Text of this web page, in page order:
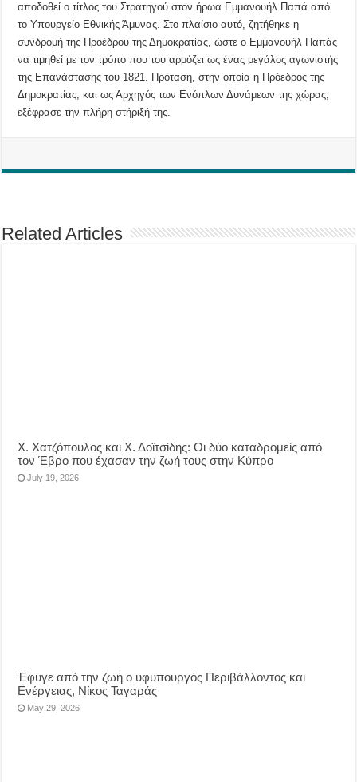
αποδοθεί ο τίτλος του Στρατηγού στον ήρωα Εμμανουήλ Παπά από
το Υπουργείο Εθνικής Άμυνας. Στο πλαίσιο αυτό, ζητήθηκε η
συνδρομή της Προέδρου της Δημοκρατίας, ώστε ο Εμμανουήλ Παπάς
να τιμηθεί με τον τρόπο που του αρμόζει ως ένας μεγάλος αγωνιστής
της Επανάστασης του 1821. Πρόταση, στην οποία η Πρόεδρος της
Δημοκρατίας, και ως Αρχηγός των Ενόπλων Δυνάμεων της χώρας,
εξέφρασε την πλήρη στήριξή της.
Related Articles
Χ. Χατζόπουλος και Χ. Δοϊτσίδης: Οι δύο καταδρομείς από
τον Έβρο που έχασαν την ζωή τους στην Κύπρο
July 19, 2026
Έφυγε από την ζωή ο υφυπουργός Περιβάλλοντος και
Ενέργειας, Νίκος Ταγαράς
May 29, 2026